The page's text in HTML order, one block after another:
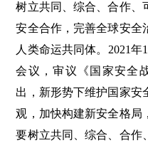
树立共同、综合、合作、
安全合作，完善全球安全
人类命运共同体。2021
会议，审议《国家安全
出，新形势下维护国家安
观，加快构建新安全格局
要树立共同、综合、合作